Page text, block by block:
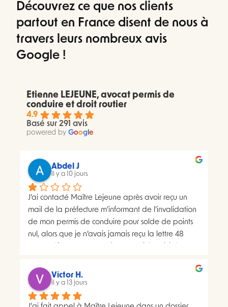
Découvrez ce que nos clients
partout en France disent de nous à
travers leurs nombreux avis
Google !
Etienne LEJEUNE, avocat permis de
conduire et droit routier
4.9
Basé sur 291 avis
powered by Goog e
Abdel J
il y a 10 jours
J’ai contacté Maître Lejeune après avoir reçu un
mail de la préfecture m’informant de l’invalidation
de mon permis de conduire pour solde de points
nul, alors que je n’avais jamais reçu la lettre 48
distributions à deux dates différentes, ce qui me
semblait présenter une anomalie nécessitant une
analyse juridique.Après avoir consulté les
Victor H.
il y a 13 jours